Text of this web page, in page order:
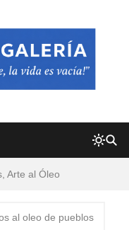
Arte al Óleo
al oleo de pueblos